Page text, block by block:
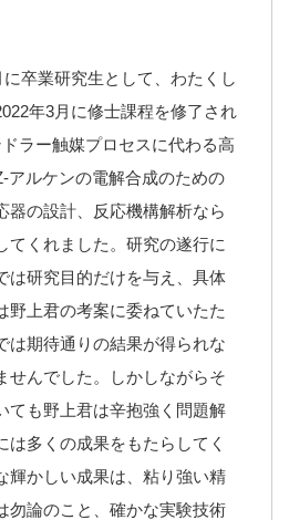
卒業研究生として、わたくし
年3月に修士課程を修了され
ラー触媒プロセスに代わる高
アルケンの電解合成のための
器の設計、反応機構解析なら
てくれました。研究の遂行に
は研究目的だけを与え、具体
野上君の考案に委ねていたた
は期待通りの結果が得られな
せんでした。しかしながらそ
ても野上君は辛抱強く問題解
は多くの成果をもたらしてく
輝かしい成果は、粘り強い精
勿論のこと、確かな実験技術